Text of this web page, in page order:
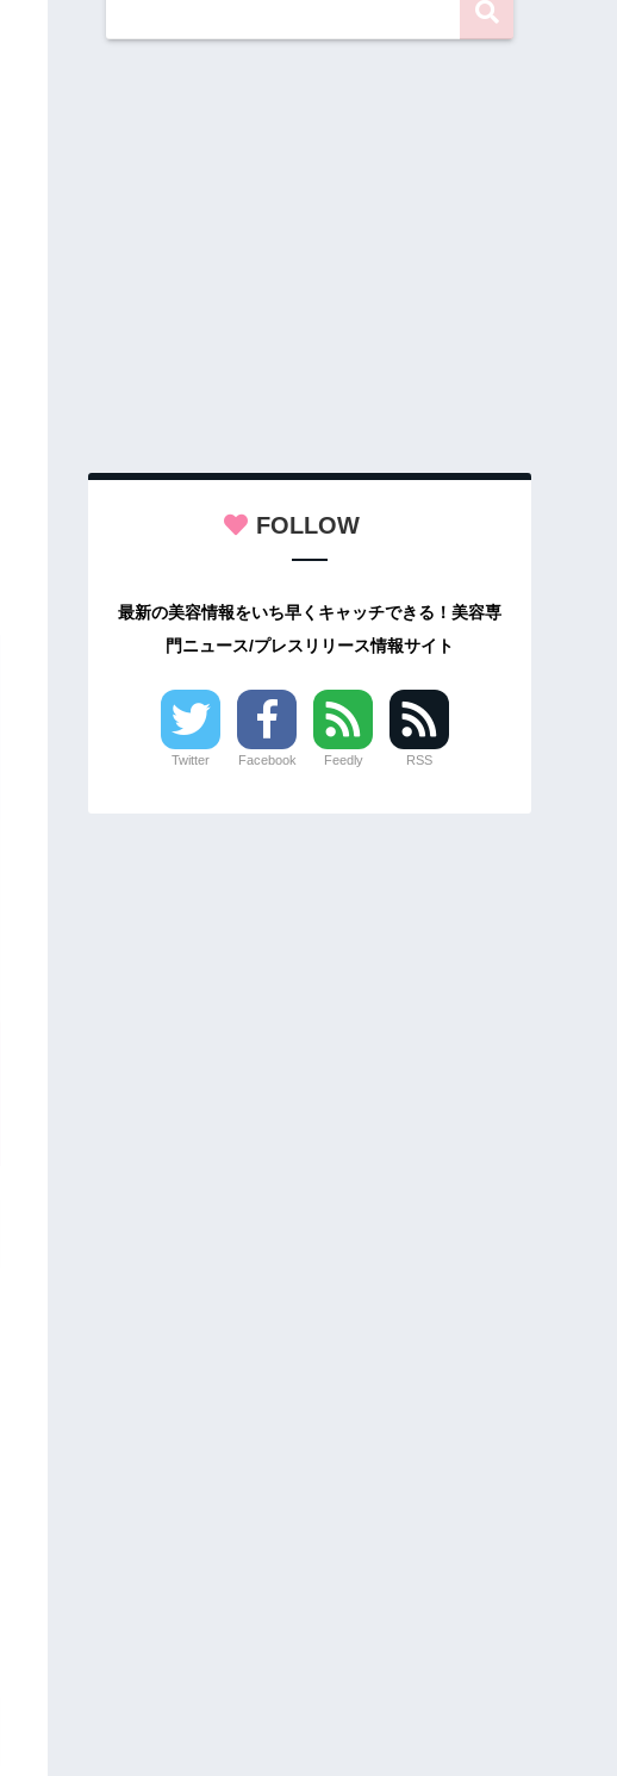
FOLLOW
最新の美容情報をいち早くキャッチできる！美容専
門ニュース/プレスリリース情報サイト
Twitter Facebook Feedly RSS